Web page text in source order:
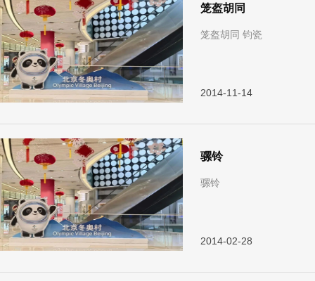
笼盔胡同
笼盔胡同 钧瓷
2014-11-14
骡铃
骡铃
2014-02-28